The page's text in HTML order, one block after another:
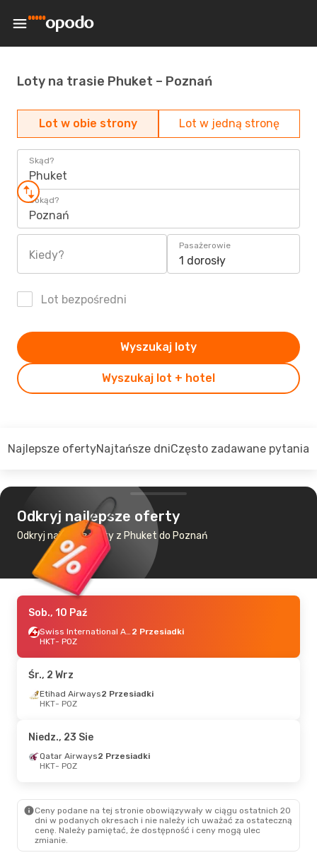
Loty na trasie Phuket – Poznań
Lot w obie strony Lot w jedną stronę
Skąd?
Phuket
Dokąd?
Poznań
Kiedy?
Pasażerowie
1 dorosły
Lot bezpośredni
Wyszukaj lot + hotel
Wyszukaj loty
Najlepsze ofertyNajtańsze dniCzęsto zadawane pytania
Odkryj najlepsze oferty
Odkryj najtańsze loty z Phuket do Poznań
Sob., 10 Paź
Swiss International Air Lines 2 Przesiadki
HKT- POZ
Śr., 2 Wrz
Etihad Airways2 Przesiadki
HKT- POZ
Niedz., 23 Sie
Qatar Airways2 Przesiadki
HKT- POZ
Ceny podane na tej stronie obowiązywały w ciągu ostatnich 20
dni w podanych okresach i nie należy ich uważać za ostateczną
cenę. Należy pamiętać, że dostępność i ceny mogą ulec
zmianie.